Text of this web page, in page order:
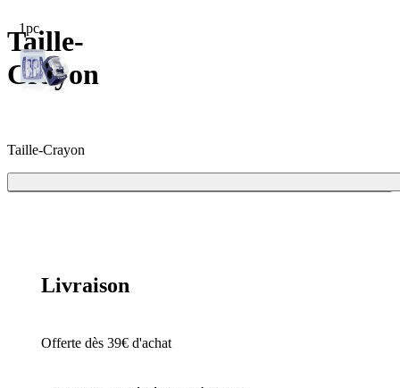
Taille-
Crayon
1pc
Taille-Crayon
Livraison
Offerte dès 39€ d'achat